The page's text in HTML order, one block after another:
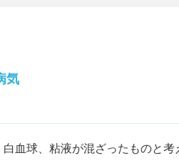
気
血球、粘液が混ざったものと